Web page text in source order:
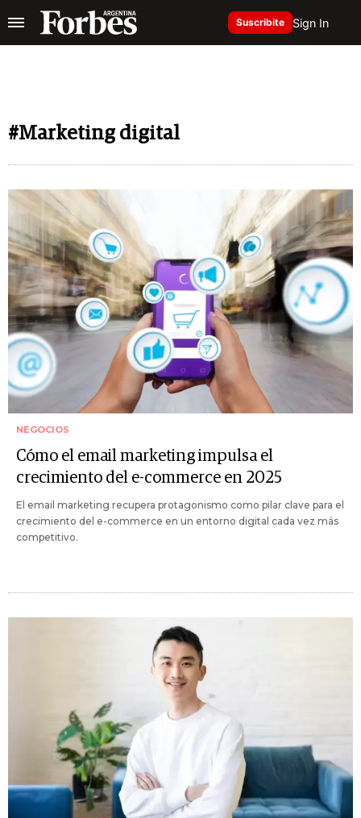
Suscribite Sign In
#Marketing digital
NEGOCIOS
Cómo el email marketing impulsa el
crecimiento del e-commerce en 2025
El email marketing recupera protagonismo como pilar clave para el
crecimiento del e-commerce en un entorno digital cada vez más
competitivo.